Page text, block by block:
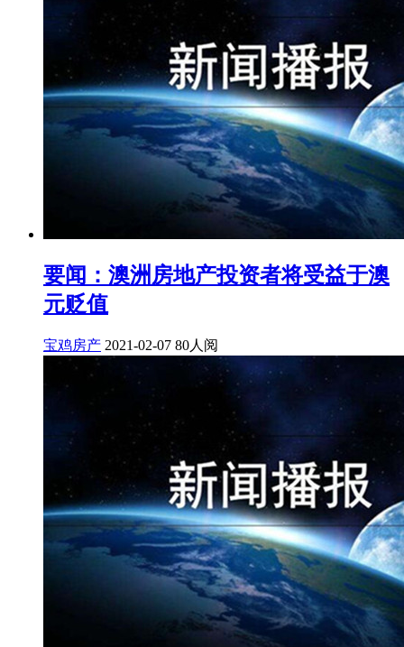
要闻：澳洲房地产投资者将受益于澳
元贬值
宝鸡房产 2021-02-07 80人阅